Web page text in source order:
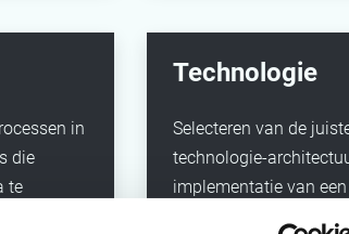
in
die
te
Technologie
Selecteren van de
technologie-
implementatie van
alle ondersteunende